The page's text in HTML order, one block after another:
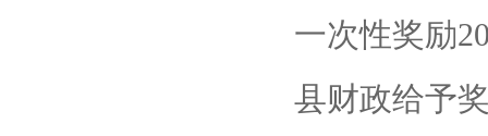
一次性奖励
县财政给予